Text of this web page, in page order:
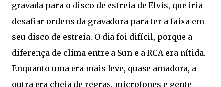
gravada para o disco de estreia de Elvis, que iria
desafiar ordens da gravadora para ter a faixa em
seu disco de estreia. O dia foi difícil, porque a
diferença de clima entre a Sun e a RCA era nítida.
Enquanto uma era mais leve, quase amadora, a
outra era cheia de regras, microfones e gente